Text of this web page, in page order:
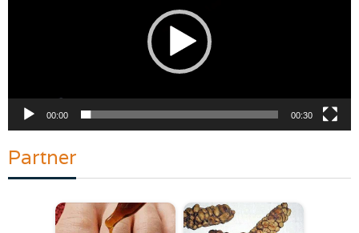
00:00 00:30
Partner